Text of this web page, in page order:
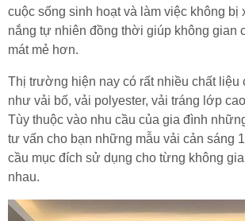
cuộc sống sinh hoạt và làm việc không bị
nắng tự nhiên đồng thời giúp không gian
mát mẻ hơn.
Thị trường hiện nay có rất nhiều chất liệu
như vải bố, vải polyester, vải tráng lớp
Tùy thuộc vào nhu cầu của gia đình
tư vấn cho bạn những mẫu vải cản sáng
cầu mục đích sử dụng cho từng không
nhau.